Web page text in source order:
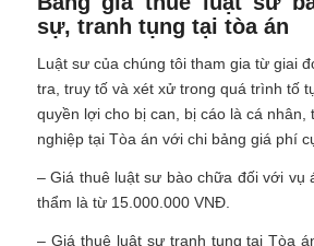
sự, tranh tụng tại tòa án
Luật sư của chúng tôi tham gia từ giai
tra, truy tố và xét xử trong quá trình tố
quyền lợi cho bị can, bị cáo là cá nhân,
nghiệp tại Tòa án với chi bảng giá phí
– Giá thuê luật sư bào chữa đối với vụ
thẩm là từ 15.000.000 VNĐ.
– Giá thuê luật sư tranh tụng tại Tòa